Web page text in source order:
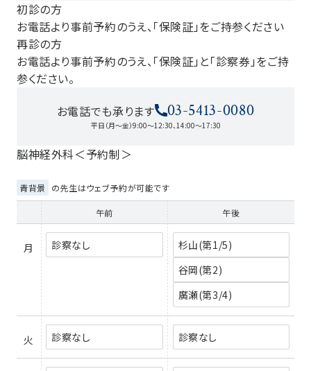
初診の方
お電話より事前予約のうえ、「保険証」をご持参ください
再診の方
お電話より事前予約のうえ、「保険証」と「診察券」をご持
参ください。
お電話でも承ります
03-5413-0080
平日（月～金）9:00～12:30、14:00～17:30
脳神経外科＜予約制＞
青背景 の先生はウェブ予約が可能です
午前 午後
月 診察なし
杉山(第1/5)
谷岡(第2)
廣瀬(第3/4)
火 診察なし 診察なし